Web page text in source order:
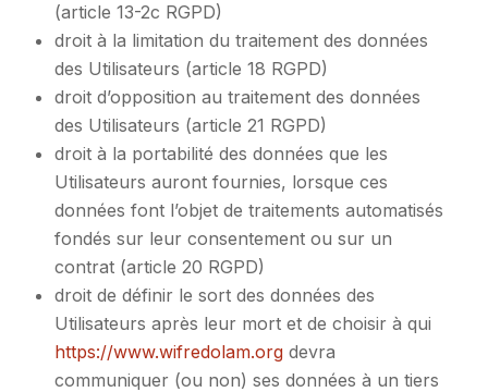
(article 13-2c RGPD)
droit à la limitation du traitement des données
des Utilisateurs (article 18 RGPD)
droit d’opposition au traitement des données
des Utilisateurs (article 21 RGPD)
droit à la portabilité des données que les
Utilisateurs auront fournies, lorsque ces
données font l’objet de traitements automatisés
fondés sur leur consentement ou sur un
contrat (article 20 RGPD)
droit de définir le sort des données des
Utilisateurs après leur mort et de choisir à qui
https://www.wifredolam.orgdevra
communiquer (ou non) ses données à un tiers